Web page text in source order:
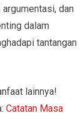
dan
dalam
tantangan
lainnya!
Catatan Masa